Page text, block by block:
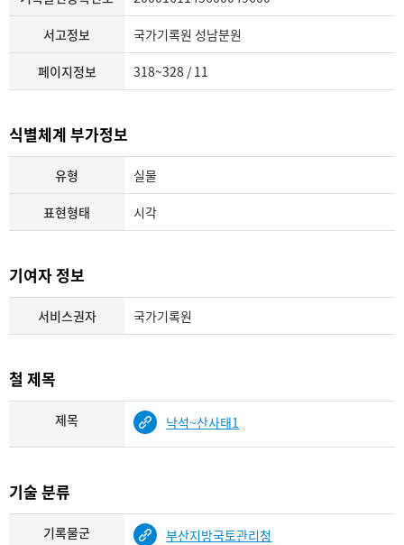
서고정보 국가기록원 성남분원
페이지정보 318~328 / 11
식별체계 부가정보
유형 실물
표현형태 시각
기여자 정보
서비스권자 국가기록원
철 제목
제목 낙석~산사태1
기술 분류
기록물군 부산지방국토관리청